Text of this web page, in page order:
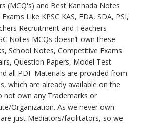
(MCQ's) and Best Kannada Notes
Like KPSC KAS, FDA, SDA, PSI,
Recruitment and Teachers
Notes MCQs doesn’t own these
School Notes, Competitive Exams
Question Papers, Model Test
all PDF Materials are provided from
which are already available on the
not own any Trademarks or
Organization. As we never own
just Mediators/facilitators, so we